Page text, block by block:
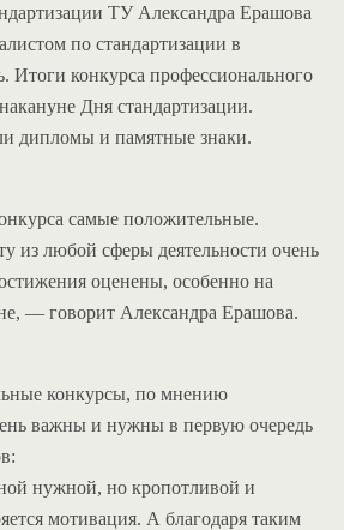
ТУ Александра Ерашова
по стандартизации в
Итоги конкурса профессионального
Дня стандартизации.
дипломы и памятные знаки.
самые положительные.
из любой сферы деятельности очень
оценены, особенно на
— говорит Александра Ерашова.
конкурсы, по мнению
важны и нужны в первую очередь
нужной, но кропотливой и
мотивация. А благодаря таким